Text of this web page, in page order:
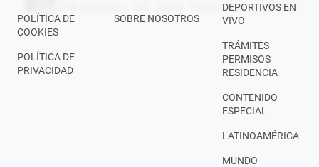
POLÍTICA DE
COOKIES
POLÍTICA DE
PRIVACIDAD
SOBRE NOSOTROS
DEPORTIVOS EN
VIVO
TRÁMITES
PERMISOS
RESIDENCIA
CONTENIDO
ESPECIAL
LATINOAMÉRICA
MUNDO